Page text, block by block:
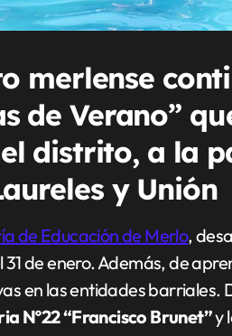
merlense
de Verano”
distrito, a la
y Unión
de Educación de Merlo,
31 de enero. Además, de
en las entidades
Nº22 “Francisco Brunet”y